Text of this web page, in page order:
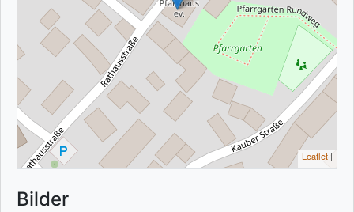
Leaflet |
Bilder